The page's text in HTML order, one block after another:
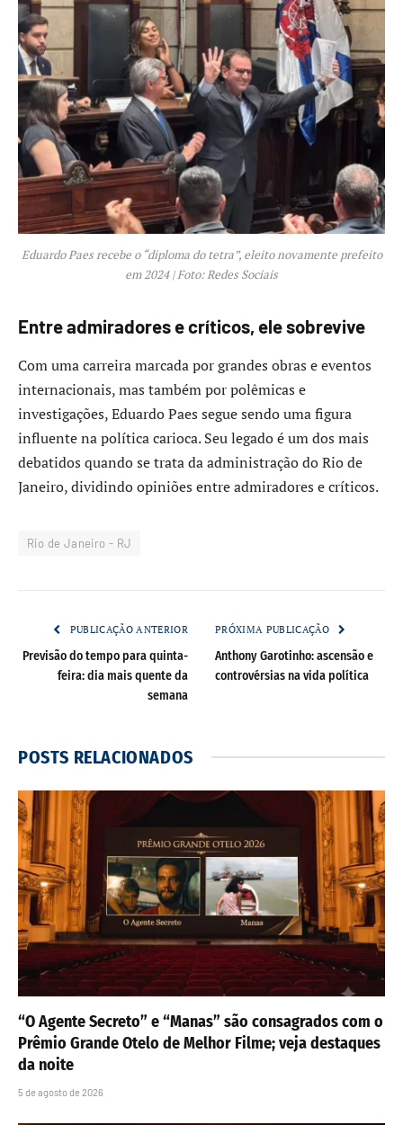
Eduardo Paes recebe o “diploma do tetra”, eleito novamente prefeito
em 2024 | Foto: Redes Sociais
Entre admiradores e críticos, ele sobrevive
Com uma carreira marcada por grandes obras e eventos
internacionais, mas também por polêmicas e
investigações, Eduardo Paes segue sendo uma figura
influente na política carioca. Seu legado é um dos mais
debatidos quando se trata da administração do Rio de
Janeiro, dividindo opiniões entre admiradores e críticos.
Rio de Janeiro - RJ
PUBLICAÇÃO ANTERIOR
Previsão do tempo para quinta-
feira: dia mais quente da
semana
PRÓXIMA PUBLICAÇÃO
Anthony Garotinho: ascensão e
controvérsias na vida política
POSTS RELACIONADOS
“O Agente Secreto” e “Manas” são consagrados com o
Prêmio Grande Otelo de Melhor Filme; veja destaques
da noite
5 de agosto de 2026